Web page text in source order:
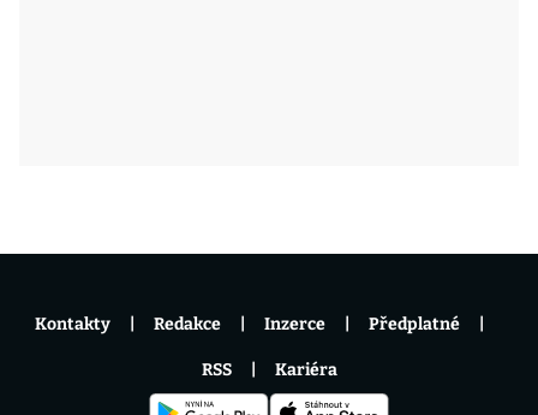
Kontakty Redakce Inzerce Předplatné
RSS Kariéra